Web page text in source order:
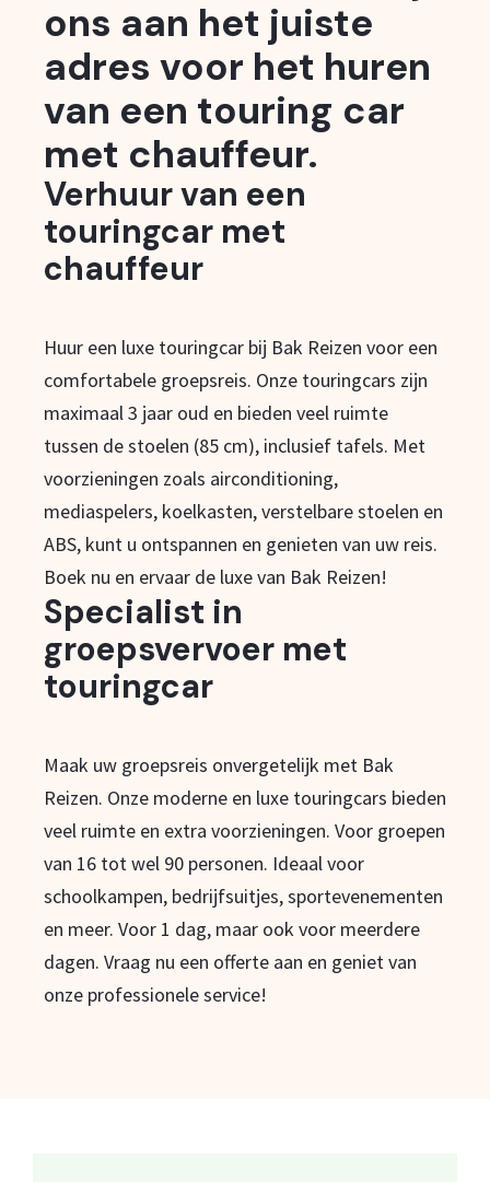
ons aan het juiste
adres voor het huren
van een touring car
met chauffeur.
Verhuur van een
touringcar met
chauffeur
Huur een luxe touringcar bij Bak Reizen voor een
comfortabele groepsreis. Onze touringcars zijn
maximaal 3 jaar oud en bieden veel ruimte
tussen de stoelen (85 cm), inclusief tafels. Met
voorzieningen zoals airconditioning,
mediaspelers, koelkasten, verstelbare stoelen en
ABS, kunt u ontspannen en genieten van uw reis.
Boek nu en ervaar de luxe van Bak Reizen!
Specialist in
groepsvervoer met
touringcar
Maak uw groepsreis onvergetelijk met Bak
Reizen. Onze moderne en luxe touringcars bieden
veel ruimte en extra voorzieningen. Voor groepen
van 16 tot wel 90 personen. Ideaal voor
schoolkampen, bedrijfsuitjes, sportevenementen
en meer. Voor 1 dag, maar ook voor meerdere
dagen. Vraag nu een offerte aan en geniet van
onze professionele service!